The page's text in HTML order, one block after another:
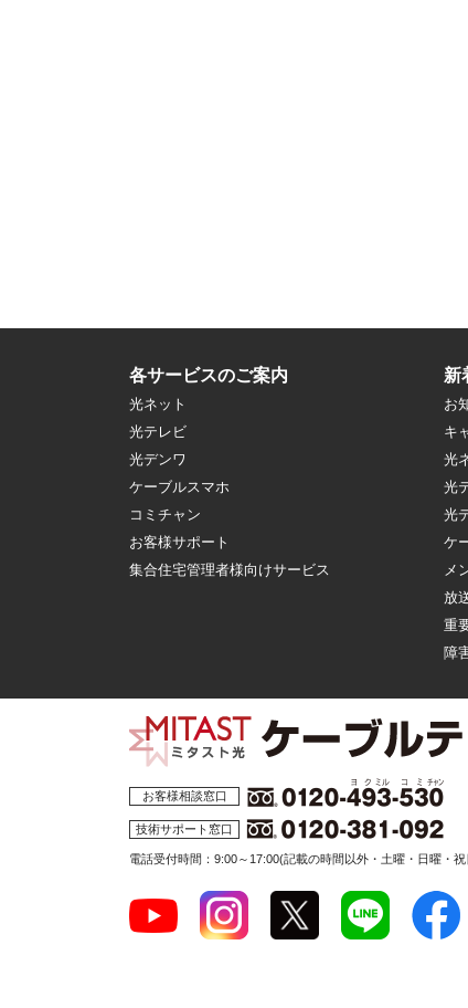
各サービスのご案内
光ネット
光テレビ
光デンワ
ケーブルスマホ
コミチャン
お客様サポート
集合住宅管理者様向けサービス
新
お
キ
光
光
光
ケ
メ
放
重
障
お客様相談窓口
技術サポート窓口
電話受付時間：9:00～17:00(記載の時間以外・土曜・日曜・